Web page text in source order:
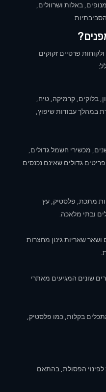
באלות ושרוולים,
פרטיים זקוקים
בלוקים, קרמיקה, טיח,
במהלך עבודות שיפוץ,
מכשירי חשמל גדולים,
גדולים שאינם נכנסים
מתכת, פלסטיק, עץ
ובתי מלאכה.
ושאר שאריות גינון מחצרות
שונים המגיעים מאתרי
בקלות, כמו פלסטיק,
לפינוי הפסולת, בהתאם